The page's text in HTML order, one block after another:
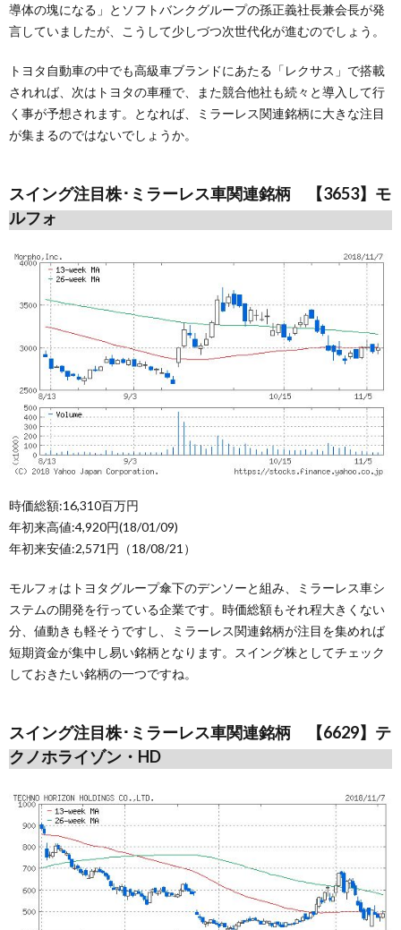
導体の塊になる」とソフトバンクグループの孫正義社長兼会長が発
言していましたが、こうして少しづつ次世代化が進むのでしょう。
トヨタ自動車の中でも高級車ブランドにあたる「レクサス」で搭載
されれば、次はトヨタの車種で、また競合他社も続々と導入して行
く事が予想されます。となれば、ミラーレス関連銘柄に大きな注目
が集まるのではないでしょうか。
スイング注目株･ミラーレス車関連銘柄 【3653】モ
ルフォ
時価総額:16,310百万円
年初来高値:4,920円(18/01/09)
年初来安値:2,571円（18/08/21）
モルフォはトヨタグループ傘下のデンソーと組み、ミラーレス車シ
ステムの開発を行っている企業です。時価総額もそれ程大きくない
分、値動きも軽そうですし、ミラーレス関連銘柄が注目を集めれば
短期資金が集中し易い銘柄となります。スイング株としてチェック
しておきたい銘柄の一つですね。
スイング注目株･ミラーレス車関連銘柄 【6629】テ
クノホライゾン・HD